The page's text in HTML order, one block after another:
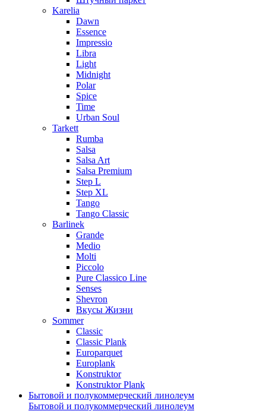
Karelia
Dawn
Essence
Impressio
Libra
Light
Midnight
Polar
Spice
Time
Urban Soul
Tarkett
Rumba
Salsa
Salsa Art
Salsa Premium
Step L
Step XL
Tango
Tango Classic
Barlinek
Grande
Medio
Molti
Piccolo
Pure Classico Line
Senses
Shevron
Вкусы Жизни
Sommer
Classic
Classic Plank
Europarquet
Europlank
Konstruktor
Konstruktor Plank
Бытовой и полукоммерческий линолеум
Бытовой и полукоммерческий линолеум